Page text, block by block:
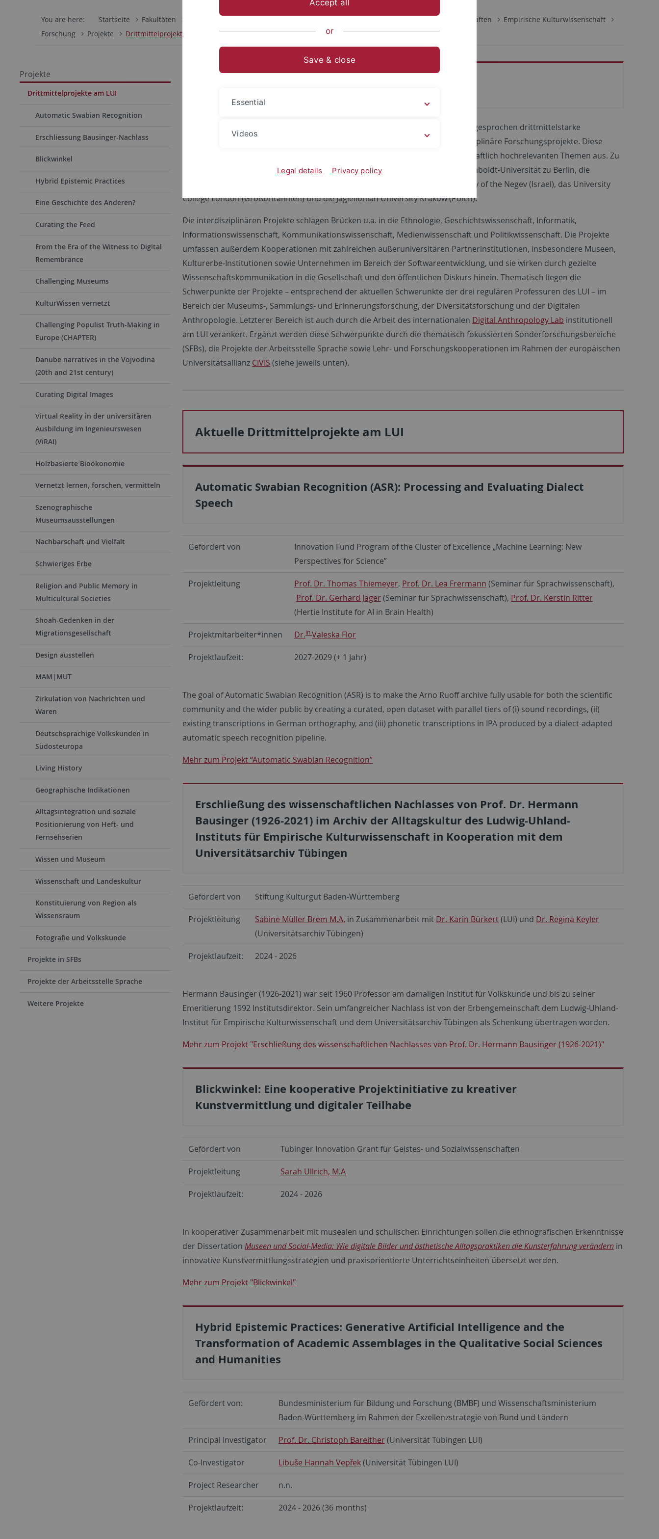
You are here: Startseite Fakultäten Fachbereich Sozialwissenschaften
Empirische Kulturwissenschaft
Forschung
Projekte Drittmittelprojekte am LUI
Projekte
Drittmittelprojekte am LUI
Automatic Swabian Recognition
Erschliessung Bausinger-Nachlass
Blickwinkel
Hybrid Epistemic Practices
Eine Geschichte des Anderen?
Curating the Feed
From the Era of the Witness to Digital
Remembrance
Challenging Museums
KulturWissen vernetzt
Challenging Populist Truth-Making in
Europe (CHAPTER)
Danube narratives in the Vojvodina
(20th and 21st century)
Curating Digital Images
Virtual Reality in der universitären
Ausbildung im Ingenieurswesen
(ViRAI)
Holzbasierte Bioökonomie
Vernetzt lernen, forschen, vermitteln
Szenographische
Museumsausstellungen
Nachbarschaft und Vielfalt
Schwieriges Erbe
Religion and Public Memory in
Multicultural Societies
Shoah-Gedenken in der
Migrationsgesellschaft
Design ausstellen
MAM|MUT
Zirkulation von Nachrichten und
Waren
Deutschsprachige Volkskunden in
Südosteuropa
Living History
Geographische Indikationen
Alltagsintegration und soziale
Positionierung von Heft- und
Fernsehserien
Wissen und Museum
Wissenschaft und Landeskultur
Konstituierung von Region als
Wissensraum
Fotografie und Volkskunde
Projekte in SFBs
Projekte der Arbeitsstelle Sprache
Weitere Projekte
Das Ludwig-Uhland-Institut für Empirische Kulturwissenschaft (LUI) ist eine ausgesprochen drittmittelstarke
Forschungseinrichtung und beheimatet zahlreiche internationale und interdisziplinäre Forschungsprojekte. Diese
zeichnen sich durch ethnografische und kulturhistorische Zugänge zu gesellschaftlich hochrelevanten Themen aus. Zu
den nationalen und internationalen Partnerinstitutionen zählen aktuell die Humboldt-Universität zu Berlin, die
Universität Freiburg, die Bauhaus-Universität Weimar, die Ben Gurion University of the Negev (Israel), das University
College London (Großbritannien) und die Jagiellonian University Krakow (Polen).
Die interdisziplinären Projekte schlagen Brücken u.a. in die Ethnologie, Geschichtswissenschaft, Informatik,
Informationswissenschaft, Kommunikationswissenschaft, Medienwissenschaft und Politikwissenschaft. Die Projekte
umfassen außerdem Kooperationen mit zahlreichen außeruniversitären Partnerinstitutionen, insbesondere Museen,
Kulturerbe-Institutionen sowie Unternehmen im Bereich der Softwareentwicklung, und sie wirken durch gezielte
Wissenschaftskommunikation in die Gesellschaft und den öffentlichen Diskurs hinein. Thematisch liegen die
Schwerpunkte der Projekte – entsprechend der aktuellen Schwerunkte der drei regulären Professuren des LUI – im
Bereich der Museums-, Sammlungs- und Erinnerungsforschung, der Diversitätsforschung und der Digitalen
Anthropologie. Letzterer Bereich ist auch durch die Arbeit des internationalen Digital Anthropology Lab institutionell
am LUI verankert. Ergänzt werden diese Schwerpunkte durch die thematisch fokussierten Sonderforschungsbereiche
(SFBs), die Projekte der Arbeitsstelle Sprache sowie Lehr- und Forschungskooperationen im Rahmen der europäischen
Universitätsallianz CIVIS (siehe jeweils unten).
Aktuelle Drittmittelprojekte am LUI
Automatic Swabian Recognition (ASR): Processing and Evaluating Dialect
Speech
Gefördert von
Innovation Fund Program of the Cluster of Excellence „Machine Learning: New
Perspectives for Science”
Projektleitung Prof. Dr. Thomas Thiemeyer, Prof. Dr. Lea Frermann (Seminar für Sprachwissenschaft),
Prof. Dr. Gerhard Jäger(Seminar für Sprachwissenschaft), Prof. Dr. Kerstin Ritter
(Hertie Institute for AI in Brain Health)
Projektmitarbeiter*innen Dr.inValeska Flor
Projektlaufzeit: 2027-2029 (+ 1 Jahr)
The goal of Automatic Swabian Recognition (ASR) is to make the Arno Ruoff archive fully usable for both the scientific
community and the wider public by creating a curated, open dataset with parallel tiers of (i) sound recordings, (ii)
existing transcriptions in German orthography, and (iii) phonetic transcriptions in IPA produced by a dialect-adapted
automatic speech recognition pipeline.
Mehr zum Projekt “Automatic Swabian Recognition”
Erschließung des wissenschaftlichen Nachlasses von Prof. Dr. Hermann
Bausinger (1926-2021) im Archiv der Alltagskultur des Ludwig-Uhland-
Instituts für Empirische Kulturwissenschaft in Kooperation mit dem
Universitätsarchiv Tübingen
Gefördert von Stiftung Kulturgut Baden-Württemberg
Projektleitung Sabine Müller Brem M.A. in Zusammenarbeit mit Dr. Karin Bürkert(LUI) und Dr. Regina Keyler
(Universitätsarchiv Tübingen)
Projektlaufzeit: 2024 - 2026
Hermann Bausinger (1926-2021) war seit 1960 Professor am damaligen Institut für Volkskunde und bis zu seiner
Emeritierung 1992 Institutsdirektor. Sein umfangreicher Nachlass ist von der Erbengemeinschaft dem Ludwig-Uhland-
Institut für Empirische Kulturwissenschaft und dem Universitätsarchiv Tübingen als Schenkung übertragen worden.
Mehr zum Projekt "Erschließung des wissenschaftlichen Nachlasses von Prof. Dr. Hermann Bausinger (1926-2021)"
Blickwinkel: Eine kooperative Projektinitiative zu kreativer
Kunstvermittlung und digitaler Teilhabe
Gefördert von Tübinger Innovation Grant für Geistes- und Sozialwissenschaften
Projektleitung Sarah Ullrich, M.A
Projektlaufzeit: 2024 - 2026
In kooperativer Zusammenarbeit mit musealen und schulischen Einrichtungen sollen die ethnografischen Erkenntnisse
der Dissertation Museen und Social-Media: Wie digitale Bilder und ästhetische Alltagspraktiken die Kunsterfahrung verändern in
innovative Kunstvermittlungsstrategien und praxisorientierte Unterrichtseinheiten übersetzt werden.
Mehr zum Projekt "Blickwinkel"
Hybrid Epistemic Practices: Generative Artificial Intelligence and the
Transformation of Academic Assemblages in the Qualitative Social Sciences
and Humanities
Gefördert von:
Bundesministerium für Bildung und Forschung (BMBF) und Wissenschaftsministerium
Baden-Württemberg im Rahmen der Exzellenzstrategie von Bund und Ländern
Principal Investigator Prof. Dr. Christoph Bareither(Universität Tübingen LUI)
Co-Investigator Libuše Hannah Vepřek(Universität Tübingen LUI)
Project Researcher n.n.
Projektlaufzeit: 2024 - 2026 (36 months)
Accept all
or
Save & close
Essential
Videos
Legal details Privacy policy